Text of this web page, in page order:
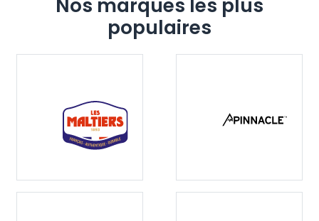
Nos marques les plus
populaires